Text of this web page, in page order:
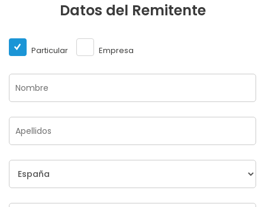
Datos del Remitente
Particular Empresa